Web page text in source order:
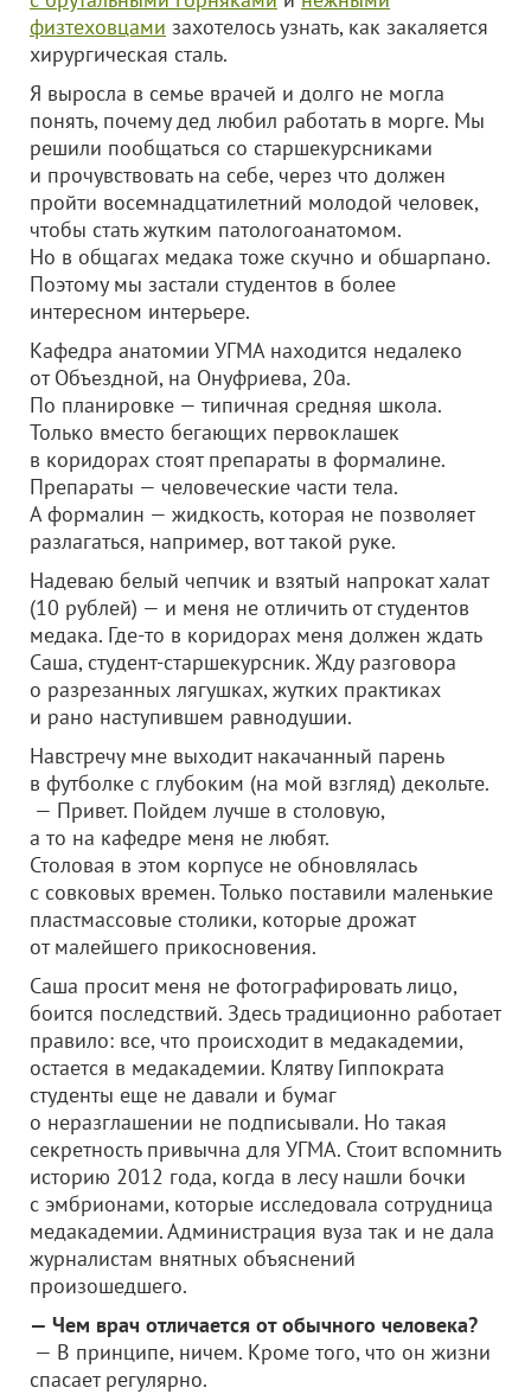
физтеховцами захотелось узнать, как закаляется
хирургическая сталь.
Я выросла в семье врачей и долго не могла
понять, почему дед любил работать в морге. Мы
решили пообщаться со старшекурсниками
и прочувствовать на себе, через что должен
пройти восемнадцатилетний молодой человек,
чтобы стать жутким патологоанатомом.
Но в общагах медака тоже скучно и обшарпано.
Поэтому мы застали студентов в более
интересном интерьере.
Кафедра анатомии УГМА находится недалеко
от Объездной, на Онуфриева, 20а.
По планировке — типичная средняя школа.
Только вместо бегающих первоклашек
в коридорах стоят препараты в формалине.
Препараты — человеческие части тела.
А формалин — жидкость, которая не позволяет
разлагаться, например, вот такой руке.
Надеваю белый чепчик и взятый напрокат халат
(10 рублей) — и меня не отличить от студентов
медака. Где-то в коридорах меня должен ждать
Саша, студент-старшекурсник. Жду разговора
о разрезанных лягушках, жутких практиках
и рано наступившем равнодушии.
Навстречу мне выходит накачанный парень
в футболке с глубоким (на мой взгляд) декольте.
— Привет. Пойдем лучше в столовую,
а то на кафедре меня не любят.
Столовая в этом корпусе не обновлялась
с совковых времен. Только поставили маленькие
пластмассовые столики, которые дрожат
от малейшего прикосновения.
Саша просит меня не фотографировать лицо,
боится последствий. Здесь традиционно работает
правило: все, что происходит в медакадемии,
остается в медакадемии. Клятву Гиппократа
студенты еще не давали и бумаг
о неразглашении не подписывали. Но такая
секретность привычна для УГМА. Стоит вспомнить
историю 2012 года, когда в лесу нашли бочки
с эмбрионами, которые исследовала сотрудница
медакадемии. Администрация вуза так и не дала
журналистам внятных объяснений
произошедшего.
— Чем врач отличается от обычного человека?
— В принципе, ничем. Кроме того, что он жизни
спасает регулярно.